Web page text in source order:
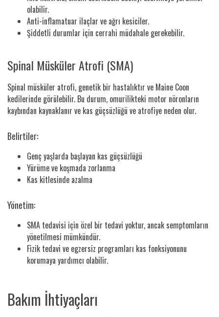
olabilir.
Anti-inflamatuar ilaçlar ve ağrı kesiciler.
Şiddetli durumlar için cerrahi müdahale gerekebilir.
Spinal Müsküler Atrofi (SMA)
Spinal müsküler atrofi, genetik bir hastalıktır ve Maine Coon
kedilerinde görülebilir. Bu durum, omurilikteki motor nöronların
kaybından kaynaklanır ve kas güçsüzlüğü ve atrofiye neden olur.
Belirtiler:
Genç yaşlarda başlayan kas güçsüzlüğü
Yürüme ve koşmada zorlanma
Kas kitlesinde azalma
Yönetim:
SMA tedavisi için özel bir tedavi yoktur, ancak semptomların
yönetilmesi mümkündür.
Fizik tedavi ve egzersiz programları kas fonksiyonunu
korumaya yardımcı olabilir.
Bakım İhtiyaçları